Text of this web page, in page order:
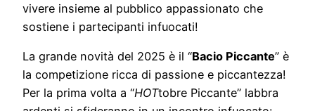
vivere insieme al pubblico appassionato che
sostiene i partecipanti infuocati!
La grande novità del 2025 è il “Bacio Piccante” è
la competizione ricca di passione e piccantezza!
Per la prima volta a “HOTtobre Piccante” labbra